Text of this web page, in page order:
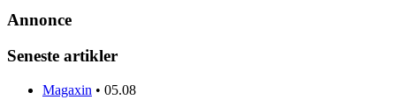
Annonce
Seneste artikler
Magaxin • 05.08